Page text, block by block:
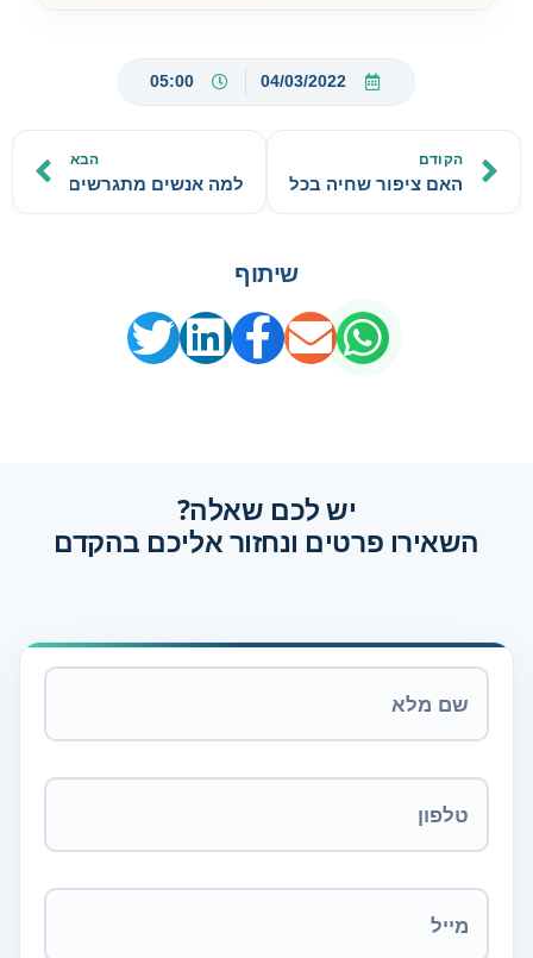
04/03/2022
05:00
הקודם
האם ציפור שחיה בכלוב יודעת שהיא יכולה לעוף?
הבא
למה אנשים מתגרשים?
שיתוף
יש לכם שאלה?
השאירו פרטים ונחזור אליכם בהקדם